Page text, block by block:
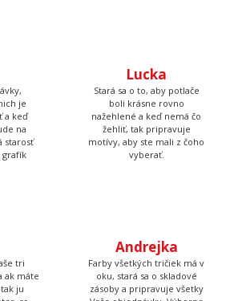
je
a keď
na
starosť
grafík
Lucka
Stará sa o to, aby potlače
boli krásne rovno
nažehlené a keď nemá čo
žehliť, tak pripravuje
motívy, aby ste mali z čoho
vyberať.
tri
ak máte
ju
Andrejka
Farby všetkých tričiek má v
oku, stará sa o skladové
zásoby a pripravuje všetky